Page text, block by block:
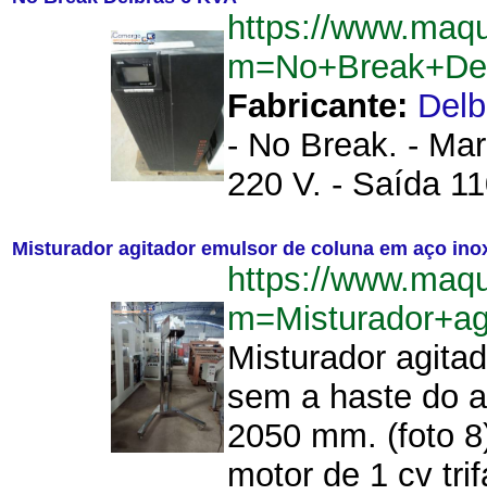
https://
Fabricante:
- No Break. -
220 V. - Saída
Misturador agitador emulsor de coluna em aço
https://
Misturador
sem a haste do
2050 mm. (foto
motor de 1 cv